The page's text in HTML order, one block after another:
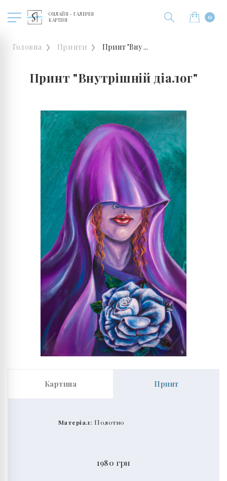
ОНЛАЙН - ГАЛЕРЕЯ
КАРТИН
0
Головна Принти Принт "Вну ...
Принт "Внутрішній діалог"
Картина Принт
Матеріал: Полотно
1980 грн